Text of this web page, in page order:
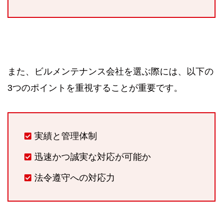
また、ビルメンテナンス会社を選ぶ際には、以下の
3つのポイントを重視することが重要です。
実績と管理体制
迅速かつ誠実な対応が可能か
法令遵守への対応力